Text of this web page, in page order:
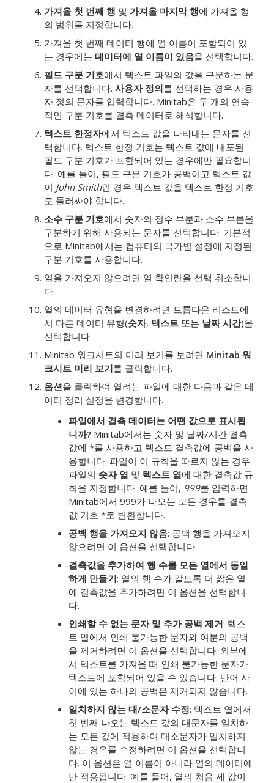
가져올 첫 번째 행 및 가져올 마지막 행에 가져올 행
의 범위를 지정합니다.
가져올 첫 번째 데이터 행에 열 이름이 포함되어 있
는 경우에는 데이터에 열 이름이 있음을 선택합니다.
필드 구분 기호에서 텍스트 파일의 값을 구분하는 문
자를 선택합니다. 사용자 정의를 선택하는 경우 사용
자 정의 문자를 입력합니다. Minitab은 두 개의 연속
적인 구분 기호를 결측 데이터로 해석합니다.
텍스트 한정자에서 텍스트 값을 나타내는 문자를 선
택합니다. 텍스트 한정 기호는 텍스트 값에 내포된
필드 구분 기호가 포함되어 있는 경우에만 필요합니
다. 예를 들어, 필드 구분 기호가 공백이고 텍스트 값
이 John Smith인 경우 텍스트 값을 텍스트 한정 기호
로 둘러싸야 합니다.
소수 구분 기호에서 숫자의 정수 부분과 소수 부분을
구분하기 위해 사용되는 문자를 선택합니다. 기본적
으로 Minitab에서는 컴퓨터의 국가별 설정에 지정된
구분 기호를 사용합니다.
열을 가져오지 않으려면 열 확인란을 선택 취소합니
다.
열의 데이터 유형을 변경하려면 드롭다운 리스트에
서 다른 데이터 유형(숫자, 텍스트 또는 날짜 시간)을
선택합니다.
Minitab 워크시트의 미리 보기를 보려면 Minitab 워
크시트 미리 보기를 클릭합니다.
옵션을 클릭하여 열려는 파일에 대한 다음과 같은 데
이터 정리 설정을 변경합니다.
파일에서 결측 데이터는 어떤 값으로 표시됩
니까? Minitab에서는 숫자 및 날짜/시간 결측
값에 *를 사용하고 텍스트 결측값에 공백을 사
용합니다. 파일이 이 규칙을 따르지 않는 경우
파일의 숫자 열 및 텍스트 열에 대한 결측값 규
칙을 지정합니다. 예를 들어, 999를 입력하면
Minitab에서 999가 나오는 모든 경우를 결측
값 기호 *로 변환합니다.
공백 행을 가져오지 않음: 공백 행을 가져오지
않으려면 이 옵션을 선택합니다.
결측값을 추가하여 행 수를 모든 열에서 동일
하게 만들기: 열의 행 수가 같도록 더 짧은 열
에 결측값을 추가하려면 이 옵션을 선택합니
다.
인쇄할 수 없는 문자 및 추가 공백 제거: 텍스
트 열에서 인쇄 불가능한 문자와 여분의 공백
을 제거하려면 이 옵션을 선택합니다. 외부에
서 텍스트를 가져올 때 인쇄 불가능한 문자가
텍스트에 포함되어 있을 수 있습니다. 단어 사
이에 있는 하나의 공백은 제거되지 않습니다.
일치하지 않는 대/소문자 수정: 텍스트 열에서
첫 번째 나오는 텍스트 값의 대문자를 일치하
는 모든 값에 적용하여 대소문자가 일치하지
않는 경우를 수정하려면 이 옵션을 선택합니
다. 이 옵션은 열 이름이 아니라 열의 데이터에
만 적용됩니다. 예를 들어, 열의 처음 세 값이